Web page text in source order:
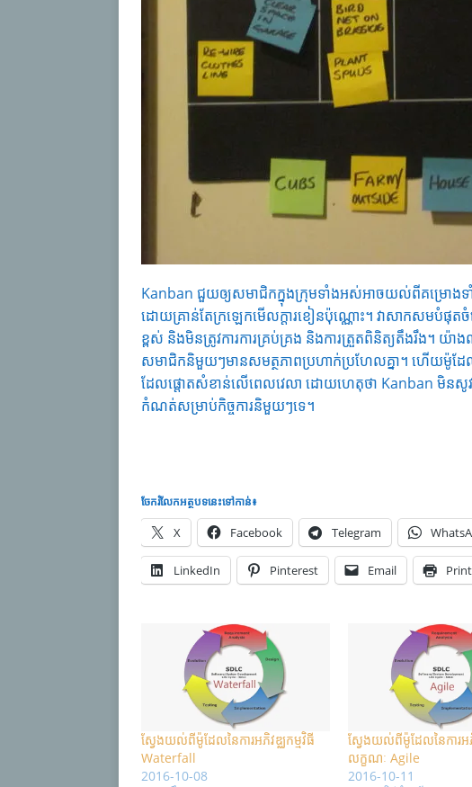
Kanban ជួយឲ្យសមាជិកក្នុងក្រុមទាំងអស់អាចយល់ពីគម្រោងទាំ
ដោយគ្រាន់តែក្រឡេកមើលក្តារខៀនប៉ុណ្ណោះ។ វាសាកសមបំ
ខ្ពស់ និងមិនត្រូវការការគ្រប់គ្រង និងការត្រួតពិនិត្យតឹងរឹង។
សមាជិកនិមួយៗមានសមត្ថភាពប្រហាក់ប្រហែលគ្នា។ ហើយម៉ូ
ដែលផ្តោតសំខាន់លើពេលវេលា ដោយហេតុថា Kanban មិនសូ
កំណត់សម្រាប់កិច្ចការនិមួយៗទេ។
ចែករំលែក​អត្ថបទនេះទៅកាន់៖
X Facebook Telegram
LinkedIn Pinterest Email Print
ស្វែងយល់ពីម៉ូដែលនៃការអភិវឌ្ឈកម្មវិធី
Waterfall
2016-10-08
ស្វែងយល់ពីម៉ូដែលនៃការអភិ
លក្ខណៈ Agile
2016-10-11